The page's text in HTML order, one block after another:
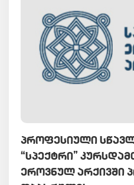
ᲞᲠᲝᲤᲔᲡᲘᲣᲚᲘ
“ᲡᲞᲔᲥᲢᲠᲘ”
ᲔᲠᲝᲕᲜᲣᲚ ᲐᲠᲥᲘᲕᲨᲘ